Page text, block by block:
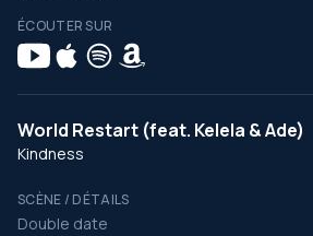
ÉCOUTER SUR
World Restart (feat. Kelela & Ade)
Kindness
SCÈNE / DÉTAILS
Double date